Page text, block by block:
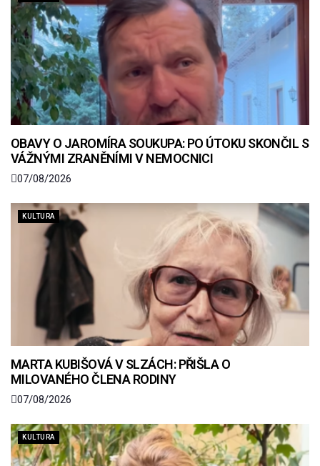
OBAVY O JAROMÍRA SOUKUPA: PO ÚTOKU SKONČIL S
VÁŽNÝMI ZRANĚNÍMI V NEMOCNICI
07/08/2026
KULTURA
MARTA KUBIŠOVÁ V SLZÁCH: PŘIŠLA O
MILOVANÉHO ČLENA RODINY
07/08/2026
KULTURA